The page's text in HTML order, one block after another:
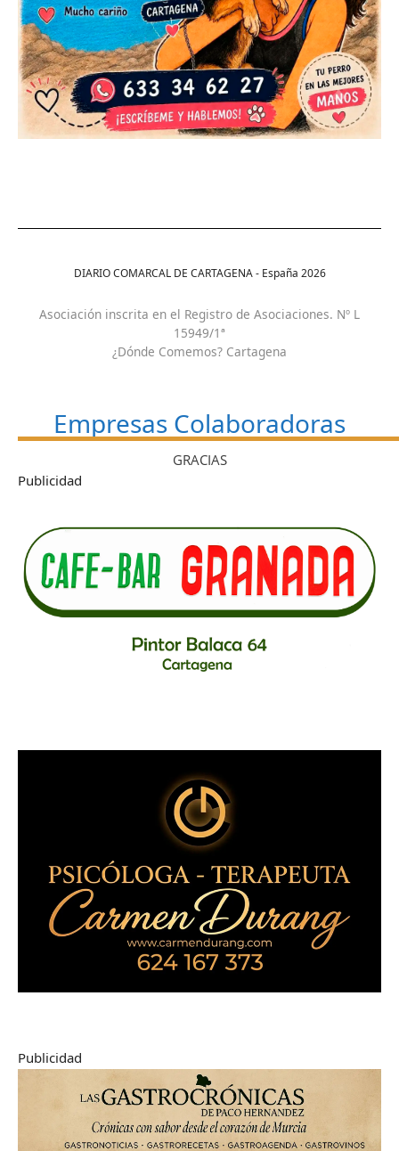
DIARIO COMARCAL DE CARTAGENA - España 2026
Asociación inscrita en el Registro de Asociaciones. Nº L
15949/1ª
¿Dónde Comemos? Cartagena
Empresas Colaboradoras
GRACIAS
Publicidad
Publicidad